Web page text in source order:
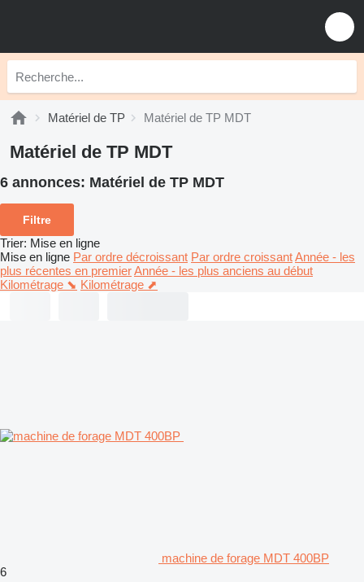
Matériel de TP Matériel de TP MDT
Matériel de TP MDT
6 annonces: Matériel de TP MDT
Filtre
Trier: Mise en ligne
Mise en ligne Par ordre décroissant Par ordre croissantAnnée - les
plus récentes en premierAnnée - les plus anciens au début
Kilométrage ⬊ Kilométrage ⬈
machine de forage MDT 400BP
6